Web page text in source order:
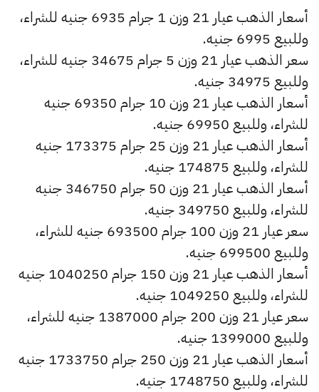
أسعار الذهب عيار 21 وزن 1 جرام 6935 جنيه للشراء،
وللبيع 6995 جنيه.
سعر الذهب عيار 21 وزن 5 جرام 34675 جنيه للشراء،
وللبيع 34975 جنيه.
أسعار الذهب عيار 21 وزن 10 جرام 69350 جنيه
للشراء، وللبيع 69950 جنيه.
أسعار الذهب عيار 21 وزن 25 جرام 173375 جنيه
للشراء، وللبيع 174875 جنيه.
أسعار الذهب عيار 21 وزن 50 جرام 346750 جنيه
للشراء، وللبيع 349750 جنيه.
سعر عيار 21 وزن 100 جرام 693500 جنيه للشراء،
وللبيع 699500 جنيه.
أسعار الذهب عيار 21 وزن 150 جرام 1040250 جنيه
للشراء، وللبيع 1049250 جنيه.
سعر عيار 21 وزن 200 جرام 1387000 جنيه للشراء،
وللبيع 1399000 جنيه.
أسعار الذهب عيار 21 وزن 250 جرام 1733750 جنيه
للشراء، وللبيع 1748750 جنيه.